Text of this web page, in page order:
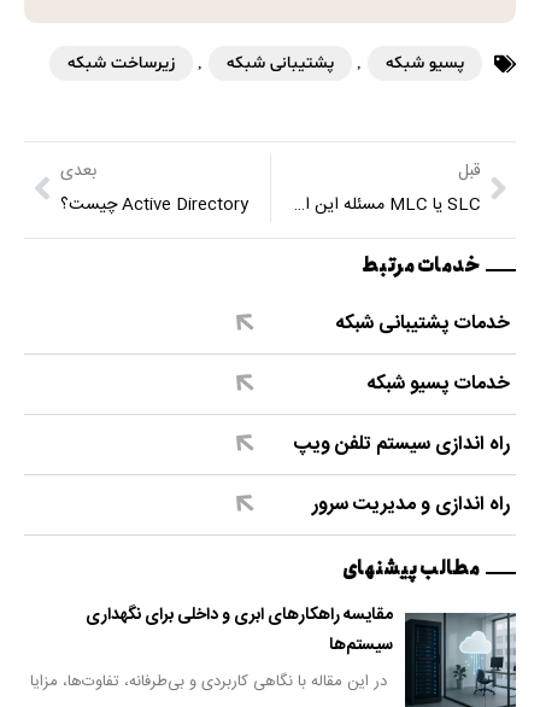
پسیو شبکه , پشتیبانی شبکه , زیرساخت شبکه
قبل
SLC یا MLC مسئله این است
بعدی
Active Directory چیست؟
خدمات مرتبط
خدمات پشتیبانی شبکه
خدمات پسیو شبکه
راه اندازی سیستم تلفن ویپ
راه اندازی و مدیریت سرور
مطالب پیشنهای
مقایسه راهکارهای ابری و داخلی برای نگهداری
سیستم‌ها
در این مقاله با نگاهی کاربردی و بی‌طرفانه، تفاوت‌ها، مزایا